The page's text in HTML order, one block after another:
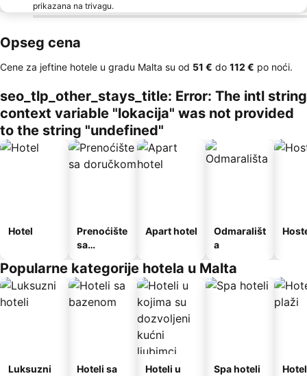
prikazana na trivagu.
Opseg cena
Cene za jeftine hotele u gradu Malta su od ‎51 € do ‎112 € po noći.
seo_tlp_other_stays_title: Error: The intl string
context variable "lokacija" was not provided
to the string "undefined"
Hotel
Prenoćište
sa
Apart hotel
Odmarališt
a
Popularne kategorije hotela u Malta
Luksuzni
Hoteli sa
Hoteli u
Spa hoteli